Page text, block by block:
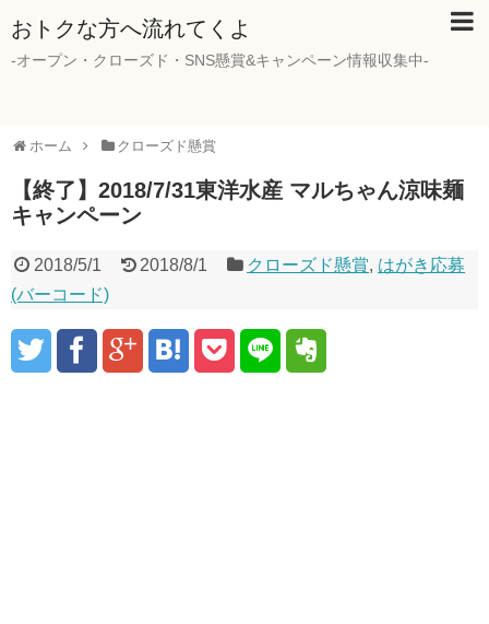
おトクな方へ流れてくよ
-オープン・クローズド・SNS懸賞&キャンペーン情報収集中-
ホーム クローズド懸賞
【終了】2018/7/31東洋水産 マルちゃん涼味麺
キャンペーン
2018/5/1 2018/8/1 クローズド懸賞, はがき応募
(バーコード)